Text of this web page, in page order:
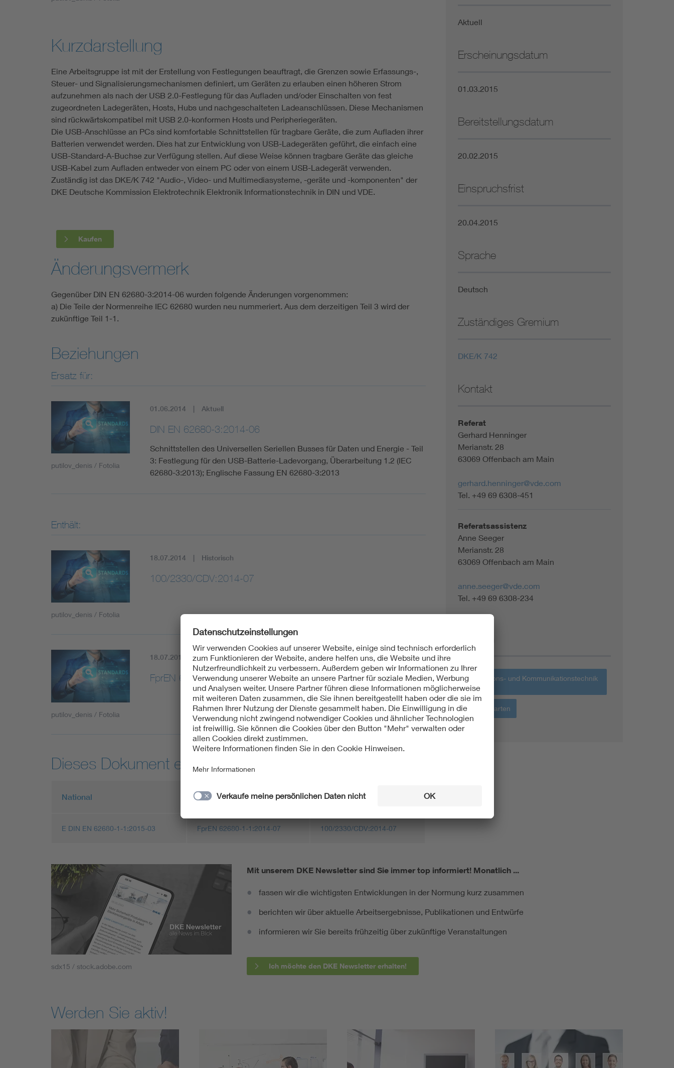
Living
Smart Cities
Kurzdarstellung
Eine Arbeitsgruppe ist mit der Erstellung von Festlegungen beauftragt, die Grenzen sowie Erfassungs-,
Steuer- und Signalisierungsmechanismen definiert, um Geräten zu erlauben einen höheren Strom
aufzunehmen als nach der USB 2.0-Festlegung für das Aufladen und/oder Einschalten von fest
zugeordneten Ladegeräten, Hosts, Hubs und nachgeschalteten Ladeanschlüssen. Diese Mechanismen
sind rückwärtskompatibel mit USB 2.0-konformen Hosts und Peripheriegeräten.
Die USB-Anschlüsse an PCs sind komfortable Schnittstellen für tragbare Geräte, die zum Aufladen ihrer
Batterien verwendet werden. Dies hat zur Entwicklung von USB-Ladegeräten geführt, die einfach eine
USB-Standard-A-Buchse zur Verfügung stellen. Auf diese Weise können tragbare Geräte das gleiche
USB-Kabel zum Aufladen entweder von einem PC oder von einem USB-Ladegerät verwenden.
Zuständig ist das DKE/K 742 "Audio-, Video- und Multimediasysteme, -geräte und -komponenten" der
DKE Deutsche Kommission Elektrotechnik Elektronik Informationstechnik in DIN und VDE.
Kaufen
Änderungsvermerk
Gegenüber DIN EN 62680-3:2014-06 wurden folgende Änderungen vorgenommen:
a) Die Teile der Normenreihe IEC 62680 wurden neu nummeriert. Aus dem derzeitigen Teil 3 wird der
zukünftige Teil 1-1.
Beziehungen
Ersatz für:
putilov_denis / Fotolia
01.06.2014 Aktuell
DIN EN 62680-3:2014-06
Schnittstellen des Universellen Seriellen Busses für Daten und Energie - Teil
3: Festlegung für den USB-Batterie-Ladevorgang, Überarbeitung 1.2 (IEC
62680-3:2013); Englische Fassung EN 62680-3:2013
Enthält:
putilov_denis / Fotolia
18.07.2014 Historisch
100/2330/CDV:2014-07
putilov_denis / Fotolia
18.07.2014 Historisch
FprEN 62680-1-1:2014-07
Dieses Dokument entspricht:
National Europäisch International
E DIN EN 62680-1-1:2015-03 FprEN 62680-1-1:2014-07 100/2330/CDV:2014-07
Aktuell
Erscheinungsdatum
01.03.2015
Bereitstellungsdatum
20.02.2015
Einspruchsfrist
20.04.2015
Sprache
Deutsch
Zuständiges Gremium
DKE/K 742
Kontakt
Referat
Gerhard Henninger
Merianstr. 28
63069 Offenbach am Main
gerhard.henninger@vde.com
Tel. +49 69 6308-451
Referatsassistenz
Anne Seeger
Merianstr. 28
63069 Offenbach am Main
anne.seeger@vde.com
Tel. +49 69 6308-234
Informations- und Kommunikationstechnik
IKT
Haus + Garten
sdx15 / stock.adobe.com
Mit unserem DKE Newsletter sind Sie immer top informiert! Monatlich ...
fassen wir die wichtigsten Entwicklungen in der Normung kurz zusammen
berichten wir über aktuelle Arbeitsergebnisse, Publikationen und Entwürfe
informieren wir Sie bereits frühzeitig über zukünftige Veranstaltungen
Ich möchte den DKE Newsletter erhalten!
Werden Sie aktiv!